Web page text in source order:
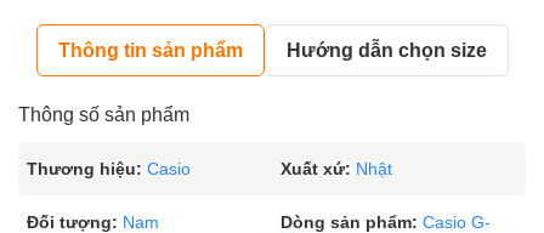
Thông tin sản phẩm Hướng dẫn chọn size
Thông số sản phẩm
Thương hiệu: Casio Xuất xứ: Nhật
Đối tượng: Nam Dòng sản phẩm: Casio G-